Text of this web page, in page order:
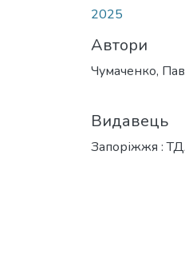
2025
Автори
Чумаченко,
Видавець
Запоріжжя :